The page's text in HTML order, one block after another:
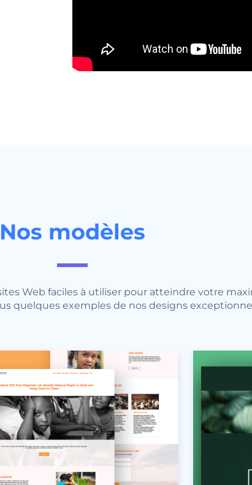
Nos modèles
Web faciles à utiliser pour atteindre votre
quelques exemples de nos designs